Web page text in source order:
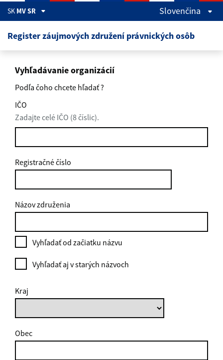
Preskočiť na hlavný obsah
SK MV SR Slovenčina
Register záujmových združení právnických osôb
Vyhľadávanie organizácií
Podľa čoho chcete hľadať ?
IČO
Zadajte celé IČO (8 číslic).
Registračné číslo
Názov združenia
Vyhľadať od začiatku názvu
Vyhľadať aj v starých názvoch
Kraj
Obec